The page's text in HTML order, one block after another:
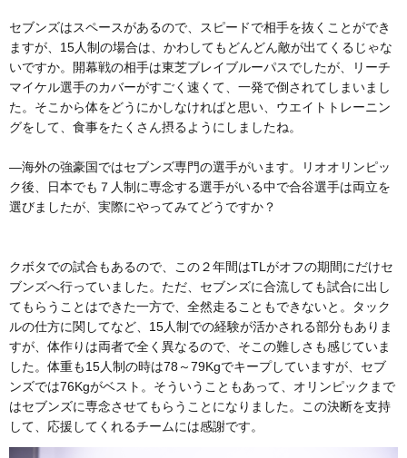
セブンズはスペースがあるので、スピードで相手を抜くことができ
ますが、15人制の場合は、かわしてもどんどん敵が出てくるじゃな
いですか。開幕戦の相手は東芝ブレイブルーパスでしたが、リーチ
マイケル選手のカバーがすごく速くて、一発で倒されてしまいまし
た。そこから体をどうにかしなければと思い、ウエイトトレーニン
グをして、食事をたくさん摂るようにしましたね。
―海外の強豪国ではセブンズ専門の選手がいます。リオオリンピッ
ク後、日本でも７人制に専念する選手がいる中で合谷選手は両立を
選びましたが、実際にやってみてどうですか？
クボタでの試合もあるので、この２年間はTLがオフの期間にだけセ
ブンズへ行っていました。ただ、セブンズに合流しても試合に出し
てもらうことはできた一方で、全然走ることもできないと。タック
ルの仕方に関してなど、15人制での経験が活かされる部分もありま
すが、体作りは両者で全く異なるので、そこの難しさも感じていま
した。体重も15人制の時は78～79Kgでキープしていますが、セブ
ンズでは76Kgがベスト。そういうこともあって、オリンピックまで
はセブンズに専念させてもらうことになりました。この決断を支持
して、応援してくれるチームには感謝です。